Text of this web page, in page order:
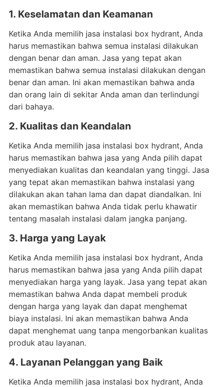
1. Keselamatan dan Keamanan
Ketika Anda memilih jasa instalasi box hydrant, Anda
harus memastikan bahwa semua instalasi dilakukan
dengan benar dan aman. Jasa yang tepat akan
memastikan bahwa semua instalasi dilakukan dengan
benar dan aman. Ini akan memastikan bahwa anda
dan orang lain di sekitar Anda aman dan terlindungi
dari bahaya.
2. Kualitas dan Keandalan
Ketika Anda memilih jasa instalasi box hydrant, Anda
harus memastikan bahwa jasa yang Anda pilih dapat
menyediakan kualitas dan keandalan yang tinggi. Jasa
yang tepat akan memastikan bahwa instalasi yang
dilakukan akan tahan lama dan dapat diandalkan. Ini
akan memastikan bahwa Anda tidak perlu khawatir
tentang masalah instalasi dalam jangka panjang.
3. Harga yang Layak
Ketika Anda memilih jasa instalasi box hydrant, Anda
harus memastikan bahwa jasa yang Anda pilih dapat
menyediakan harga yang layak. Jasa yang tepat akan
memastikan bahwa Anda dapat membeli produk
dengan harga yang layak dan dapat menghemat
biaya instalasi. Ini akan memastikan bahwa Anda
dapat menghemat uang tanpa mengorbankan kualitas
produk atau layanan.
4. Layanan Pelanggan yang Baik
Ketika Anda memilih jasa instalasi box hydrant, Anda